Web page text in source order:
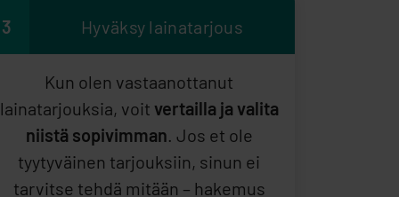
3 Hyväksy lainatarjous
Kun olen vastaanottanut
lainatarjouksia, voit vertailla ja valita
niistä sopivimman. Jos et ole
tyytyväinen tarjouksiin, sinun ei
tarvitse tehdä mitään – hakemus